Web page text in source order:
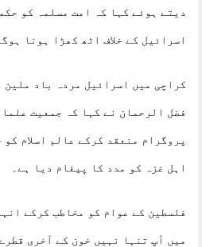
دیتے ہوئے کہا کہ امت مسلمہ کو
اسرائیل کے خلاف اٹھ کھڑا ہونا
کراچی میں اسرائیل مردہ باد ملین
فضل الرحمان نے کہا کہ جمعیت
پروگرام منعقد کرکے عالم اسلام
اہل غزہ کو مدد کا پیغام دیا ہے۔
فلسطین کے عوام کو مخاطب کرکے
میں آپ تنہا نہیں خون کے آخری